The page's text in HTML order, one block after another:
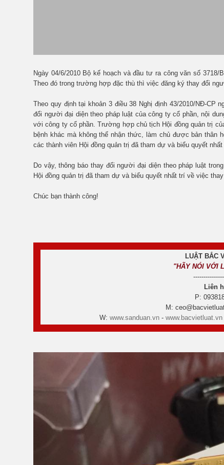
Ngày 04/6/2010 Bộ kế hoạch và đầu tư ra công văn số
Theo đó trong trường hợp đặc thù thì việc đăng ký thay đổi
Theo quy định tại khoản 3 điều 38 Nghị định 43/2010/NĐ-CP
đổi người đại diện theo pháp luật của công ty cổ phần, nội
với công ty cổ phần. Trường hợp chủ tịch Hội đồng quản trị
bệnh khác mà không thể nhận thức, làm chủ được bản
các thành viên Hội đồng quản trị đã tham dự và biểu quyết
Do vậy, thông báo thay đổi người đại diện theo pháp luật
Hội đồng quản trị đã tham dự và biểu quyết nhất trí về việc
Chúc bạn thành công!
LUẬT BẮC
"HÃY NÓI VỚI
Liên
P:
M:
W: www.sanduan.vn - www.bacvietluat.vn